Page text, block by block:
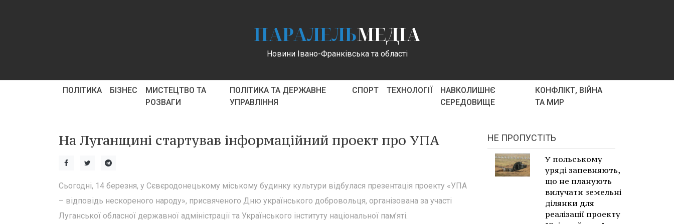
ПАРАЛЕЛЬМЕДІА
Новини Івано-Франківська та області
ПОЛІТИКА БІЗНЕС
МИСТЕЦТВО ТА
РОЗВАГИ
ПОЛІТИКА ТА ДЕРЖАВНЕ
УПРАВЛІННЯ
СПОРТ ТЕХНОЛОГІЇ
НАВКОЛИШНЄ
СЕРЕДОВИЩЕ
КОНФЛІКТ, ВІЙНА
ТА МИР
На Луганщині стартував інформаційний проект про УПА
Сьогодні, 14 березня, у Сєвєродонецькому міському будинку культури відбулася презентація проекту «УПА
– відповідь нескореного народу», присвяченого Дню українського добровольця, організована за участі
Луганської обласної державної адміністрації та Українського інституту національної пам’яті.
НЕ ПРОПУСТІТЬ
У польському
уряді запевняють,
що не планують
вилучати земельні
ділянки для
реалізації проекту